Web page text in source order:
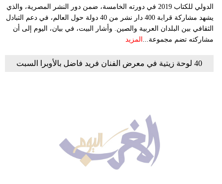
الدولي للكتاب 2019 في دورته الخامسة، ضمن دور النشر المصرية، والذي
يشهد مشاركة قرابة 400 دار نشر من 40 دولة حول العالم، في دعم التبادل
الثقافي بين البلدان العربية والصين. وأشار البيت، في بيان، اليوم إلى أن
مشاركته تضم مجموعة...
المزيد
40 لوحة زيتية في معرض الفنان فريد فاضل بالأوبرا السبت